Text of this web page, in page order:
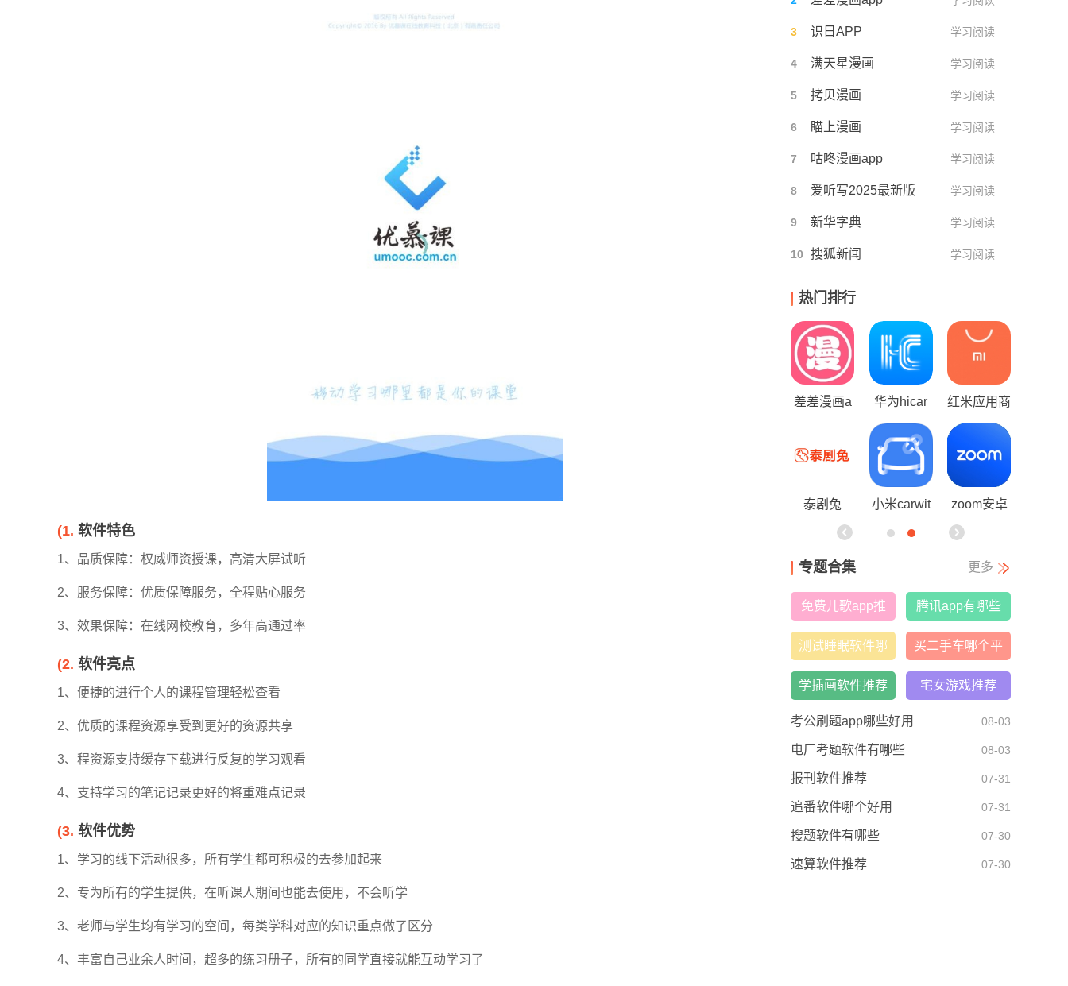
(1. 软件特色
1、品质保障：权威师资授课，高清大屏试听
2、服务保障：优质保障服务，全程贴心服务
3、效果保障：在线网校教育，多年高通过率
(2. 软件亮点
1、便捷的进行个人的课程管理轻松查看
2、优质的课程资源享受到更好的资源共享
3、程资源支持缓存下载进行反复的学习观看
4、支持学习的笔记记录更好的将重难点记录
(3. 软件优势
1、学习的线下活动很多，所有学生都可积极的去参加起来
2、专为所有的学生提供，在听课人期间也能去使用，不会听学
3、老师与学生均有学习的空间，每类学科对应的知识重点做了区分
4、丰富自己业余人时间，超多的练习册子，所有的同学直接就能互动学习了
3 识日APP 学习阅读
4 满天星漫画 学习阅读
5 拷贝漫画 学习阅读
6 瞄上漫画 学习阅读
7 咕咚漫画app 学习阅读
8 爱听写2025最新版 学习阅读
9 新华字典 学习阅读
10 搜狐新闻 学习阅读
热门排行
红米应用商
店
小米carwit zoom安卓
mt文件管
理器
喵趣漫画 x安卓版安
装包最新版
mt管理器 仿苹果备忘 黑白软件库
mt文件管 喵趣漫画 x安卓版安
装包最新版
mt管理器 仿苹果备忘
录软件
黑白软件库
专题合集 更多
免费儿歌app推
荐
腾讯app有哪些
测试睡眠软件哪
个好
买二手车哪个平
台好
学插画软件推荐
宅女游戏推荐
考公刷题app哪些好用 08-03
电厂考题软件有哪些 08-03
报刊软件推荐 07-31
追番软件哪个好用 07-31
搜题软件有哪些 07-30
速算软件推荐 07-30